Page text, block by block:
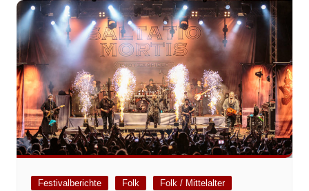
Festivalberichte Folk Folk / Mittelalter